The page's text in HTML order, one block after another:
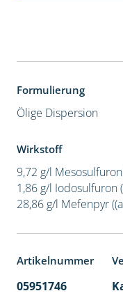
Formulierung
Ölige Dispersion
Wirkstoff
9,72 g/l
1,86 g/l Iodosulfuron
28,86 g/l Mefenpyr
Artikelnummer
05951746